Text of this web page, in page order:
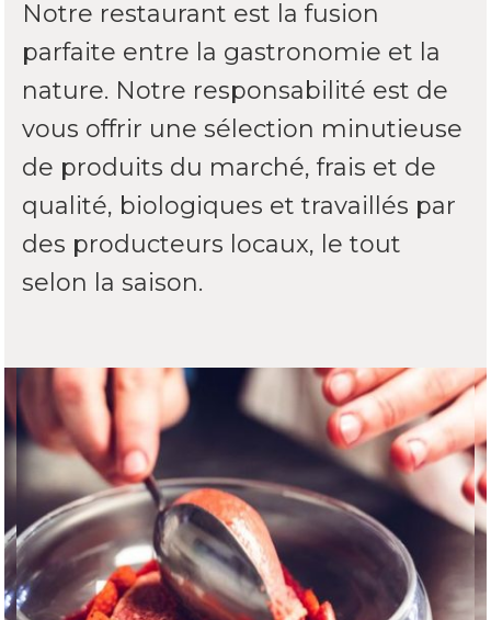
Notre restaurant est la fusion
parfaite entre la gastronomie et la
nature. Notre responsabilité est de
vous offrir une sélection minutieuse
de produits du marché, frais et de
qualité, biologiques et travaillés par
des producteurs locaux, le tout
selon la saison.